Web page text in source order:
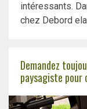
intéressants.
chez Debord
Demandez
paysagiste pour